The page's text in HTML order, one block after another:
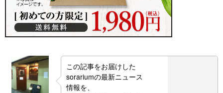
この記事をお届けした
sorariumの最新ニュース
情報を、